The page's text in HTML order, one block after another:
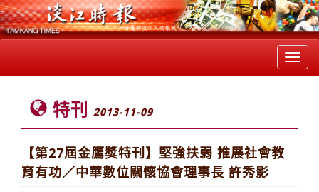
特刊 2013-11-09
【第27屆金鷹獎特刊】堅強扶弱 推展社會教
育有功／中華數位關懷協會理事長 許秀影